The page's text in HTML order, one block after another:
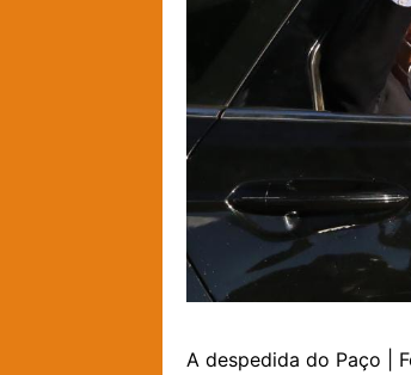
A despedida do Paço |